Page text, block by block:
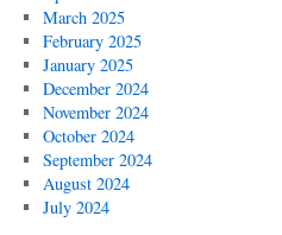
March 2025
February 2025
January 2025
December 2024
November 2024
October 2024
September 2024
August 2024
July 2024